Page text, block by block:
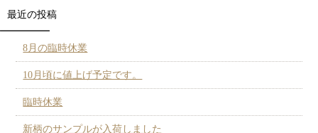
最近の投稿
8月の臨時休業
10月頃に値上げ予定です。
臨時休業
新柄のサンプルが入荷しました